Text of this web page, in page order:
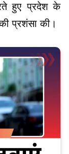
हुए प्रदेश के
प्रशंसा की।